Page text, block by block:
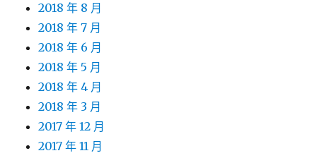
2018 年 8 月
2018 年 7 月
2018 年 6 月
2018 年 5 月
2018 年 4 月
2018 年 3 月
2017 年 12 月
2017 年 11 月